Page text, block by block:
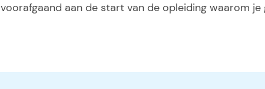
voorafgaand aan de start van de opleiding waarom